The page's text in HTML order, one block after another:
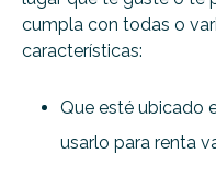
cumpla con todas o
características:
Que esté ubicado
usarlo para renta